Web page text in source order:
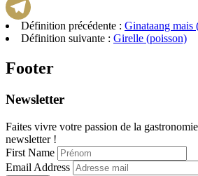
Telegram
Définition précédente : Ginataang
Définition suivante : Girelle (poisson)
Footer
Newsletter
Faites vivre votre passion de la
newsletter !
First Name
Email Address